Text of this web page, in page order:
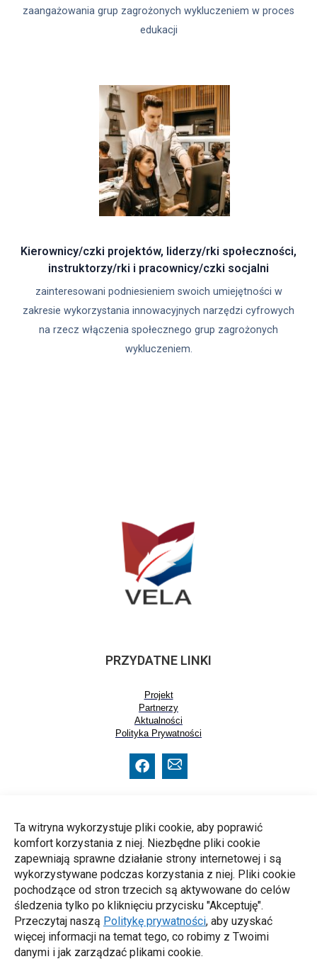
Ta witryna wykorzystuje pliki cookie, aby poprawić
komfort korzystania z niej. Niezbędne pliki cookie
zapewniają sprawne działanie strony internetowej i są
wykorzystywane podczas korzystania z niej. Pliki cookie
pochodzące od stron trzecich są aktywowane do celów
śledzenia tylko po kliknięciu przycisku "Akceptuję".
Przeczytaj naszą Politykę prywatności, aby uzyskać
więcej informacji na temat tego, co robimy z Twoimi
danymi i jak zarządzać plikami cookie.
zaangażowania grup zagrożonych wykluczeniem w proces
edukacji
Kierownicy/czki projektów, liderzy/rki społeczności,
instruktorzy/rki i pracownicy/czki socjalni
zainteresowani podniesieniem swoich umiejętności w
zakresie wykorzystania innowacyjnych narzędzi cyfrowych
na rzecz włączenia społecznego grup zagrożonych
wykluczeniem.
PRZYDATNE LINKI
Projekt
Partnerzy
Aktualności
Polityka Prywatności
Sfinansowane ze środków UE. Wyrażone poglądy i
opinie są jedynie opiniami autora lub autorów i
niekoniecznie odzwierciedlają poglądy i opinie Unii
Europejskiej lub Europejskiej Agencji Wykonawczej ds.
Edukacji i Kultury (EACEA). Unia Europejska ani EACEA
nie ponoszą za nie odpowiedzialności.